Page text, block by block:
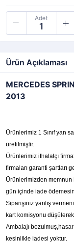
Adet
Ürün Açıklaması
MERCEDES
2013
Ürünlerimiz 1 Sınıf yan
üretilmiştir.
Ürünlerimiz ithalatçı
firmaları garanti şartları
Ürünlerimizden memnun
gün içinde iade
Siparişiniz yanlış
kart komisyonu
Ambalajı
kesinlikle iadesi yoktur.